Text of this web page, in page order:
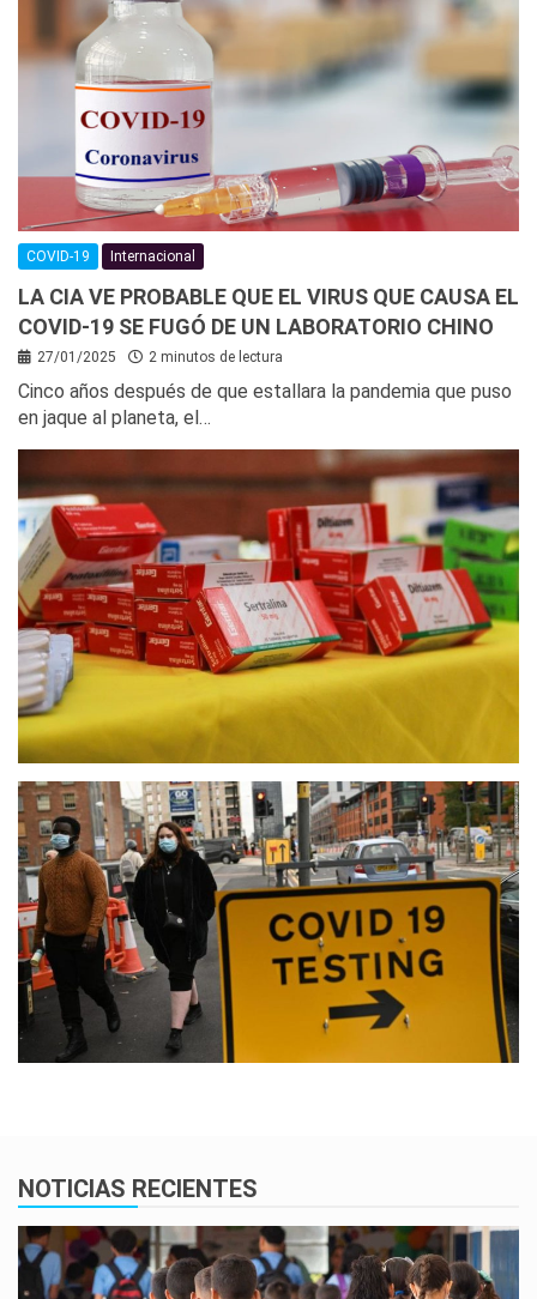
COVID-19 Internacional
LA CIA VE PROBABLE QUE EL VIRUS QUE CAUSA EL
COVID-19 SE FUGÓ DE UN LABORATORIO CHINO
27/01/2025 2 minutos de lectura
Cinco años después de que estallara la pandemia que puso
en jaque al planeta, el…
NOTICIAS RECIENTES